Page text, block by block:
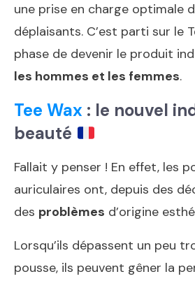
une prise en charge optimale
déplaisants. C’est parti sur le
phase de devenir le produit
les hommes et les femmes.
Tee Wax : le nouvel
beauté
Fallait y penser ! En effet, les
auriculaires ont, depuis des
des problèmes d’origine
Lorsqu’ils dépassent un peu
pousse, ils peuvent gêner la